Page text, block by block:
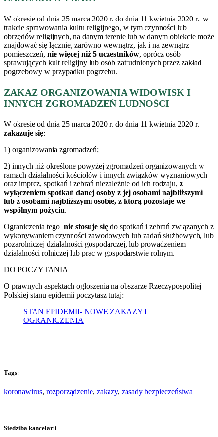
W okresie od dnia 25 marca 2020 r. do dnia 11 kwietnia 2020 r., w
trakcie sprawowania kultu religijnego, w tym czynności lub
obrzędów religijnych, na danym terenie lub w danym obiekcie może
znajdować się łącznie, zarówno wewnątrz, jak i na zewnątrz
pomieszczeń, nie więcej niż 5 uczestników, oprócz osób
sprawujących kult religijny lub osób zatrudnionych przez zakład
pogrzebowy w przypadku pogrzebu.
ZAKAZ ORGANIZOWANIA WIDOWISK I
INNYCH ZGROMADZEŃ LUDNOŚCI
W okresie od dnia 25 marca 2020 r. do dnia 11 kwietnia 2020 r.
zakazuje się:
1) organizowania zgromadzeń;
2) innych niż określone powyżej zgromadzeń organizowanych w
ramach działalności kościołów i innych związków wyznaniowych
oraz imprez, spotkań i zebrań niezależnie od ich rodzaju, z
wyłączeniem spotkań danej osoby z jej osobami najbliższymi
lub z osobami najbliższymi osobie, z którą pozostaje we
wspólnym pożyciu.
Ograniczenia tego nie stosuje się do spotkań i zebrań związanych z
wykonywaniem czynności zawodowych lub zadań służbowych, lub
pozarolniczej działalności gospodarczej, lub prowadzeniem
działalności rolniczej lub prac w gospodarstwie rolnym.
DO POCZYTANIA
O prawnych aspektach ogłoszenia na obszarze Rzeczypospolitej
Polskiej stanu epidemii poczytasz tutaj:
STAN EPIDEMII- NOWE ZAKAZY I
OGRANICZENIA
Tags:
koronawirus, rozporządzenie, zakazy, zasady bezpieczeństwa
Siedziba kancelarii